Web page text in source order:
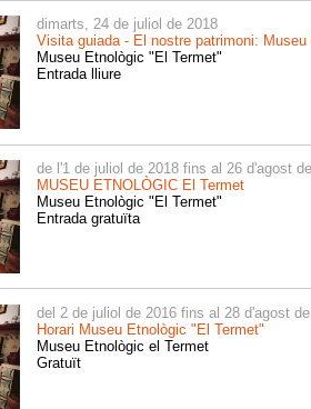
dimarts, 24 de juliol de 2018
Visita guiada - El nostre patrimoni: Museu
Museu Etnològic "El Termet"
Entrada lliure
de l'1 de juliol de 2018 fins al 26 d'agost
MUSEU ETNOLÒGIC El Termet
Museu Etnològic "El Termet"
Entrada gratuïta
del 2 de juliol de 2016 fins al 28 d'agost
Horari Museu Etnològic "El Termet"
Museu Etnològic el Termet
Gratuït